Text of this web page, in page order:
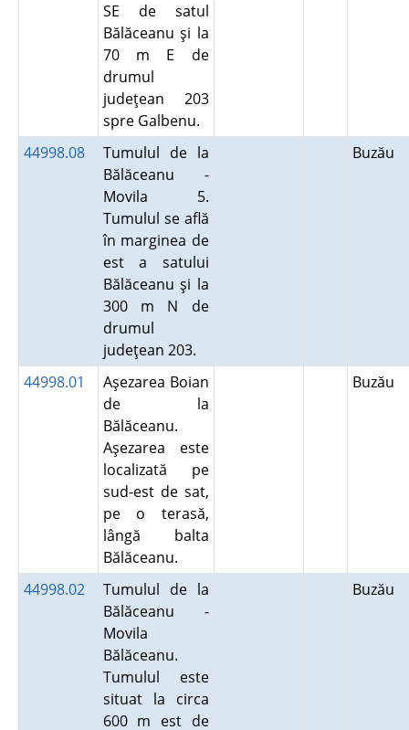
SE de satul
Bălăceanu şi la
70 m E de
drumul
judeţean 203
spre Galbenu.
44998.08
Tumulul de la
Bălăceanu -
Movila 5.
Tumulul se află
în marginea de
est a satului
Bălăceanu şi la
300 m N de
drumul
judeţean 203.
Buzău
44998.01
Aşezarea Boian
de la
Bălăceanu.
Aşezarea este
localizată pe
sud-est de sat,
pe o terasă,
lângă balta
Bălăceanu.
Buzău
44998.02
Tumulul de la
Bălăceanu -
Movila
Bălăceanu.
Tumulul este
situat la circa
600 m est de
Buzău